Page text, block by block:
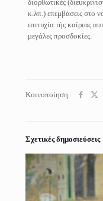
διορθωτικές
κ.λπ.) επεμβάσεις στο
επιτυχία τής καίριας
μεγάλες προσδοκίες.
Κοινοποίηση
Σχετικές δημοσιεύσεις